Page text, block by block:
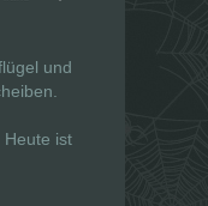
und
Heute ist